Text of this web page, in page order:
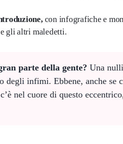
con infografiche e
gli altri maledetti.
parte della gente? Una
degli infimi. Ebbene, anche se
nel cuore di questo